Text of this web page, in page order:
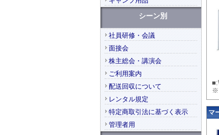
※
マ
シーン別
社員研修・会議
面接会
株主総会・講演会
ご利用案内
配送回収について
レンタル規定
特定商取引法に基づく表示
管理者用